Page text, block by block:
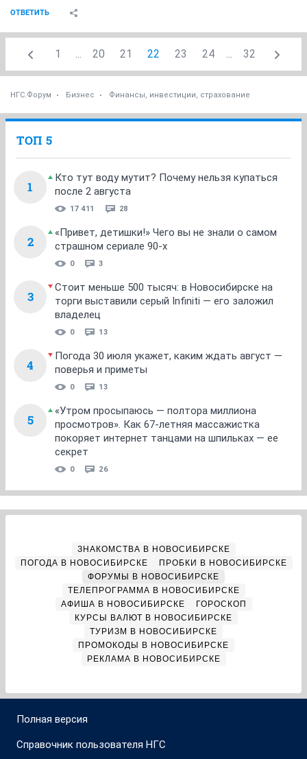
ОТВЕТИТЬ
1 ... 20 21 22 23 24 ... 32
НГС.Форум Бизнес Финансы, инвестиции, страхование
ТОП 5
1
Кто тут воду мутит? Почему нельзя купаться
после 2 августа
17 411 28
2
«Привет, детишки!» Чего вы не знали о самом
страшном сериале 90-х
0 3
3
Стоит меньше 500 тысяч: в Новосибирске на
торги выставили серый Infiniti — его заложил
владелец
0 13
4
Погода 30 июля укажет, каким ждать август —
поверья и приметы
0 13
5
«Утром просыпаюсь — полтора миллиона
просмотров». Как 67-летняя массажистка
покоряет интернет танцами на шпильках — ее
секрет
0 26
ЗНАКОМСТВА В НОВОСИБИРСКЕ
ПОГОДА В НОВОСИБИРСКЕ
ПРОБКИ В НОВОСИБИРСКЕ
ФОРУМЫ В НОВОСИБИРСКЕ
ТЕЛЕПРОГРАММА В НОВОСИБИРСКЕ
АФИША В НОВОСИБИРСКЕ
ГОРОСКОП
КУРСЫ ВАЛЮТ В НОВОСИБИРСКЕ
ТУРИЗМ В НОВОСИБИРСКЕ
ПРОМОКОДЫ В НОВОСИБИРСКЕ
РЕКЛАМА В НОВОСИБИРСКЕ
Полная версия
Справочник пользователя НГС